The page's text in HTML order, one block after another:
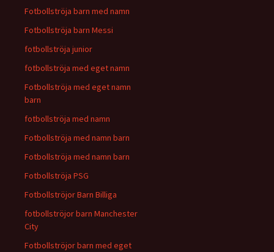
Fotbollströja barn med namn
Fotbollströja barn Messi
fotbollströja junior
fotbollströja med eget namn
Fotbollströja med eget namn
barn
fotbollströja med namn
Fotbollströja med namn barn
Fotbollströja med namn barn
Fotbollströja PSG
Fotbollströjor Barn Billiga
fotbollströjor barn Manchester
City
Fotbollströjor barn med eget